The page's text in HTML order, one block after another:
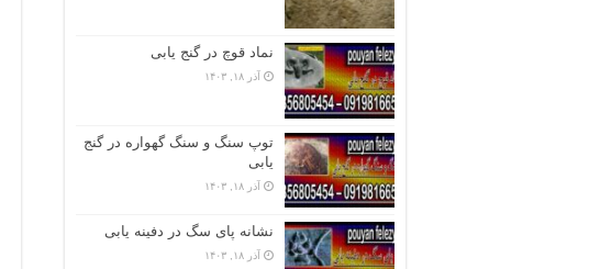
نماد قوچ در گنج یابی
آذر ۱۸, ۱۴۰۳
توپ سنگ و سنگ گهواره در گنج
یابی
آذر ۱۸, ۱۴۰۳
نشانه پای سگ در دفینه یابی
آذر ۱۸, ۱۴۰۳